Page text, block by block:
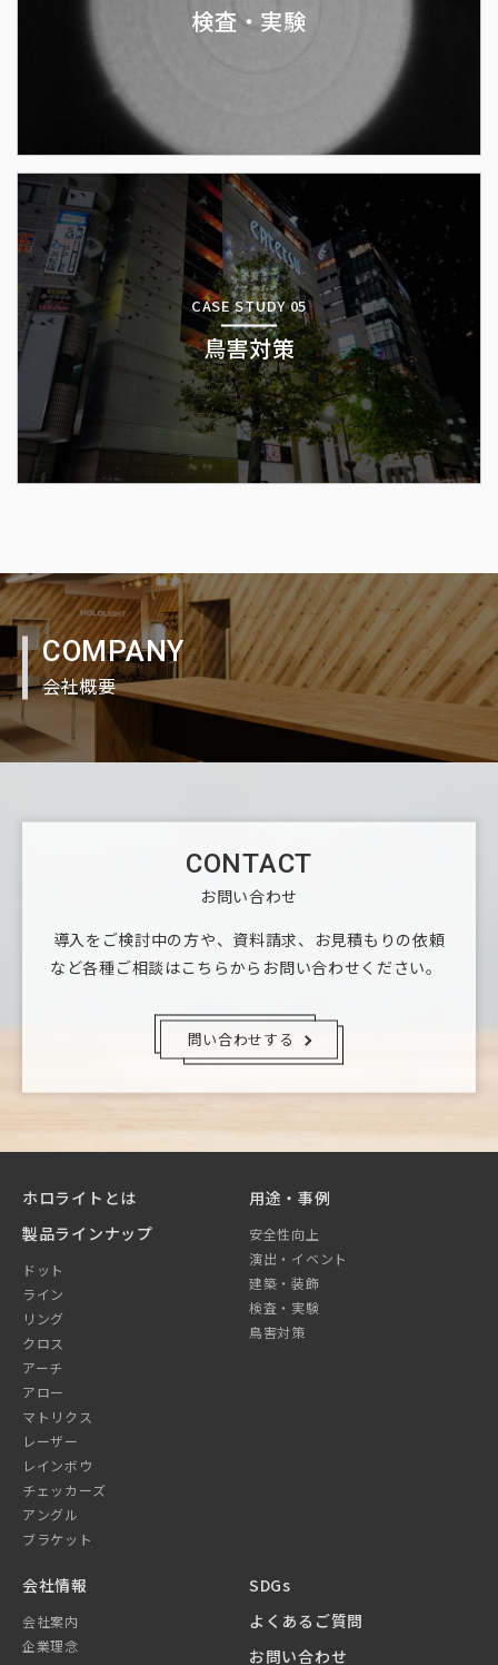
検査・実験
CASE STUDY 05
鳥害対策
COMPANY
会社概要
CONTACT
お問い合わせ
導入をご検討中の方や、資料請求、お見積もりの依頼
など各種ご相談はこちらからお問い合わせください。
問い合わせする
ホロライトとは
製品ラインナップ
ドット
ライン
リング
クロス
アーチ
アロー
マトリクス
レーザー
レインボウ
チェッカーズ
アングル
ブラケット
用途・事例
安全性向上
演出・イベント
建築・装飾
検査・実験
鳥害対策
会社情報
会社案内
企業理念
SDGs
よくあるご質問
お問い合わせ